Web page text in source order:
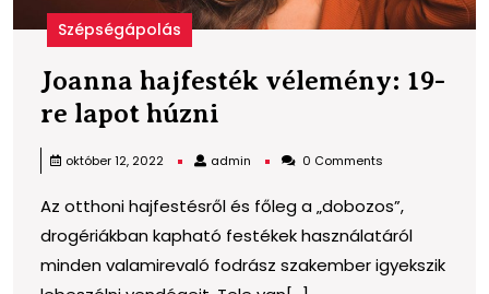
Szépségápolás
Joanna hajfesték vélemény: 19-
re lapot húzni
19-
re
lapot
október 12, 2022 admin admin 0 Comments
Az otthoni hajfestésről és főleg a „dobozos”,
drogériákban kapható festékek használatáról
minden valamirevaló fodrász szakember igyekszik